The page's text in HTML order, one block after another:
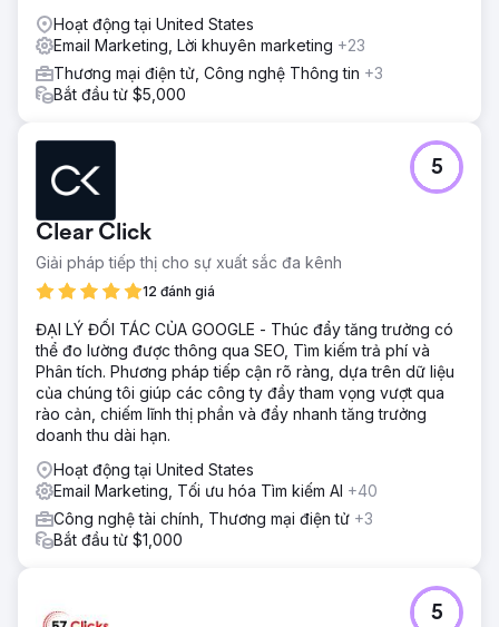
Hoạt động tại United States
Email Marketing, Lời khuyên marketing +23
Thương mại điện tử, Công nghệ Thông tin +3
Bắt đầu từ $5,000
Clear Click
Giải pháp tiếp thị cho sự xuất sắc đa kênh
12 đánh giá
5
ĐẠI LÝ ĐỐI TÁC CỦA GOOGLE - Thúc đẩy tăng trưởng có
thể đo lường được thông qua SEO, Tìm kiếm trả phí và
Phân tích. Phương pháp tiếp cận rõ ràng, dựa trên dữ liệu
của chúng tôi giúp các công ty đầy tham vọng vượt qua
rào cản, chiếm lĩnh thị phần và đẩy nhanh tăng trưởng
doanh thu dài hạn.
Hoạt động tại United States
Email Marketing, Tối ưu hóa Tìm kiếm AI +40
Công nghệ tài chính, Thương mại điện tử +3
Bắt đầu từ $1,000
5